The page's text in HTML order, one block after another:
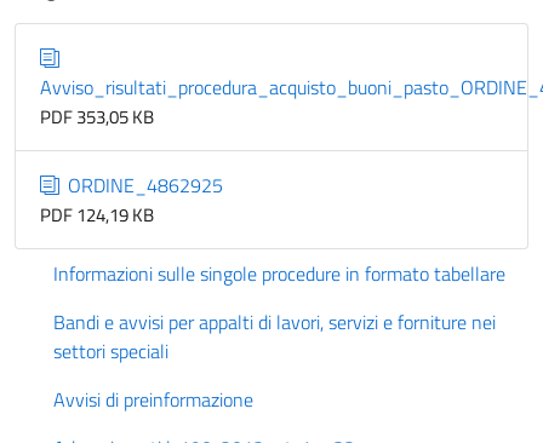
PDF 353,05 KB
ORDINE_4862925
PDF 124,19 KB
Informazioni sulle singole procedure in formato tabellare
Bandi e avvisi per appalti di lavori, servizi e forniture nei
settori speciali
Avvisi di preinformazione